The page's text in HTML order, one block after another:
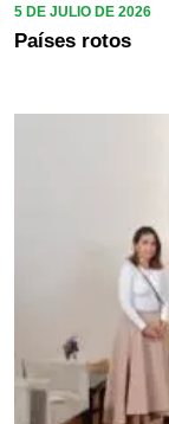
5 DE JULIO DE 2026
Países rotos